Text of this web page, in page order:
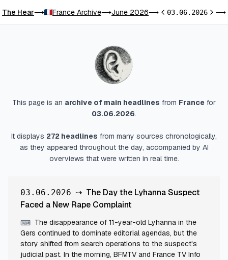
The Hear⟶ France Archive⟶June 2026⟶Previous day
03.06.2026Next⟶
This page is an archive of main headlines from France for
03.06.2026.
It displays 272 headlines from many sources chronologically,
as they appeared throughout the day, accompanied by AI
overviews that were written in real time.
03.06.2026 ⇢ The Day the Lyhanna Suspect
Faced a New Rape Complaint
⌨ The disappearance of 11-year-old Lyhanna in the
Gers continued to dominate editorial agendas, but the
story shifted from search operations to the suspect's
judicial past. In the morning, BFMTV and France TV Info